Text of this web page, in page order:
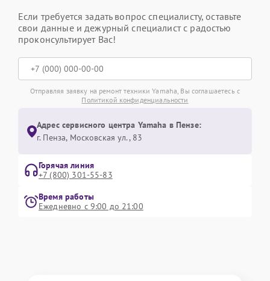
Если требуется задать вопрос специалисту, оставьте
свои данные и дежурный специалист с радостью
проконсультирует Вас!
Отправляя заявку на ремонт техники Yamaha, Вы соглашаетесь с
Политикой конфиденциальности
Адрес сервисного центра Yamaha в Пензе:
г. Пенза, Московская ул., 83
Горячая линия
+7 (800) 301-55-83
Время работы
Ежедневно с 9:00 до 21:00